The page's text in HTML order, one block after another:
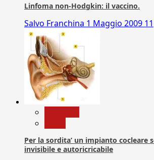
Linfoma non-Hodgkin: il vaccino.
Salvo Franchina 1 Maggio 2009 11
Per la sordita’ un impianto cocleare
invisibile e autoricricabile